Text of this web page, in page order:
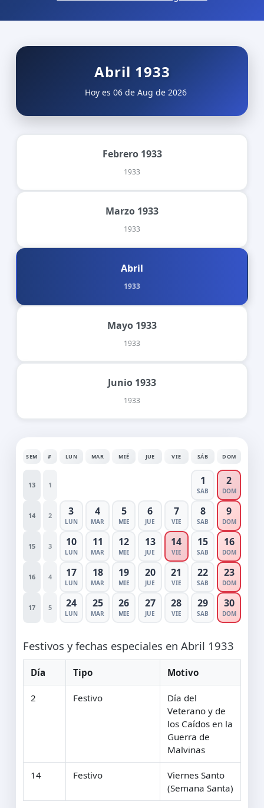
Abril 1933
Hoy es 06 de Aug de 2026
Febrero 1933
1933
Marzo 1933
1933
Abril
1933
Mayo 1933
1933
Junio 1933
1933
SEM # LUN MAR MIÉ JUE VIE SÁB DOM
13 1 1
SAB
2
DOM
14 2 3
LUN
4
MAR
5
MIE
6
JUE
7
VIE
8
SAB
9
DOM
15 3 10
LUN
11
MAR
12
MIE
13
JUE
14
VIE
15
SAB
16
DOM
16 4 17
LUN
18
MAR
19
MIE
20
JUE
21
VIE
22
SAB
23
DOM
17 5 24
LUN
25
MAR
26
MIE
27
JUE
28
VIE
29
SAB
30
DOM
Festivos y fechas especiales en Abril 1933
Día Tipo Motivo
2 Festivo
Día del
Veterano y de
los Caídos en la
Guerra de
Malvinas
14 Festivo
Viernes Santo
(Semana Santa)